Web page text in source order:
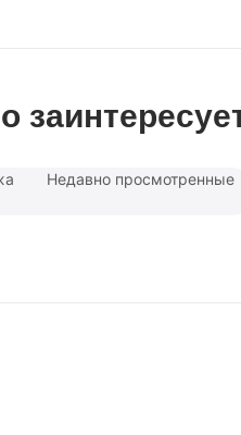
Недавно просмотренные